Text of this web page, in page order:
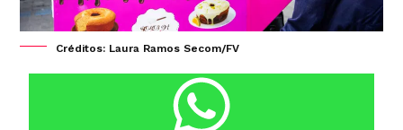
Créditos: Laura Ramos Secom/FV